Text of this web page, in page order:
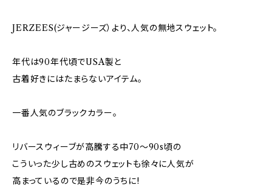
JERZEES(ジャージーズ）より、人気の無地スウェット。
年代は90年代頃でUSA製と
古着好きにはたまらないアイテム。
一番人気のブラックカラー。
リバースウィーブが高騰する中70～90s頃の
こういった少し古めのスウェットも徐々に人気が
高まっているので是非今のうちに!